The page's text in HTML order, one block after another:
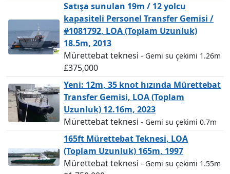
Satışa sunulan 19m / 12 yolcu
kapasiteli Personel Transfer Gemisi /
#1081792, LOA (Toplam Uzunluk)
18.5m, 2013
Mürettebat teknesi - Gemi su çekimi 1.26m
£375,000
Yeni: 12m, 35 knot hızında Mürettebat
Transfer Gemisi, LOA (Toplam
Uzunluk) 12.16m, 2023
Mürettebat teknesi - Gemi su çekimi 0.7m
165ft Mürettebat Teknesi, LOA
(Toplam Uzunluk) 165m, 1997
Mürettebat teknesi - Gemi su çekimi 1.55m